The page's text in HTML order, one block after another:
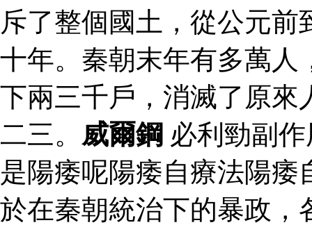
斥了整個國土，從公元
十年。秦朝末年有多萬人
下兩三千戶，消滅了原來
二三。 威爾鋼 必利勁副
是陽痿呢陽痿自療法陽
於在秦朝統治下的暴政，